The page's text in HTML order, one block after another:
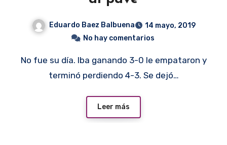
Eduardo Baez Balbuena
14 mayo, 2019
No hay comentarios
No fue su día. Iba ganando 3-0 le empataron y
terminó perdiendo 4-3. Se dejó…
Leer más